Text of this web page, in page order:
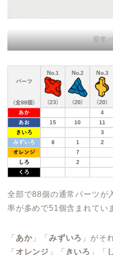
通常
全部で88個の通常パーツが
率が多めで51個含まれてい
「 あか」「みずいろ 」がそ
「 オレンジ 」「 きいろ 」「